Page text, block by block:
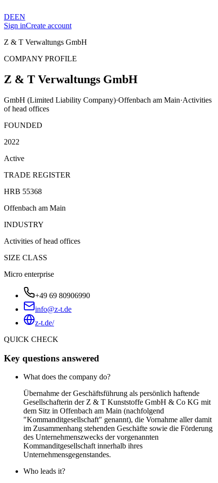
DEEN
Sign inCreate account
Z & T Verwaltungs GmbH
COMPANY PROFILE
Z & T Verwaltungs GmbH
GmbH (Limited Liability Company)·Offenbach am Main·Activities
of head offices
FOUNDED
2022
Active
TRADE REGISTER
HRB 55368
Offenbach am Main
INDUSTRY
Activities of head offices
SIZE CLASS
Micro enterprise
+49 69 80906990
info@z-t.de
z-t.de/
QUICK CHECK
Key questions answered
What does the company do?
Übernahme der Geschäftsführung als persönlich haftende
Gesellschafterin der Z & T Kunststoffe GmbH & Co KG mit
dem Sitz in Offenbach am Main (nachfolgend
"Kommanditgesellschaft" genannt), die Vornahme aller damit
im Zusammenhang stehenden Geschäfte sowie die Förderung
des Unternehmenszwecks der vorgenannten
Kommanditgesellschaft innerhalb ihres
Unternehmensgegenstandes.
Who leads it?